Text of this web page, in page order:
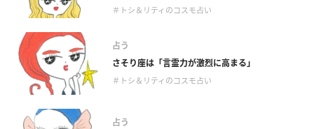
＃トシ＆リティのコスモ占い
占う
さそり座は「言霊力が激烈に高まる」
＃トシ＆リティのコスモ占い
占う